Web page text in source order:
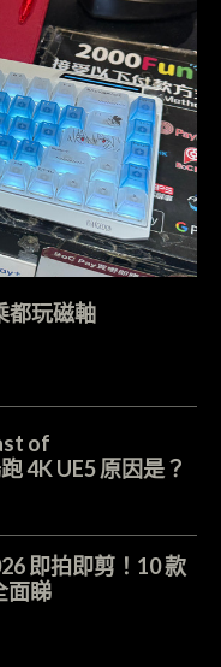
都玩磁軸
of
4K UE5 原因是？
即拍即剪！10 款
面睇